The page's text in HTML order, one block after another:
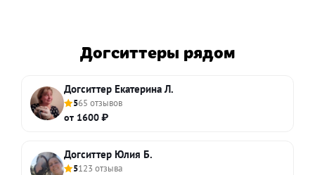
Догситтеры рядом
Догситтер Екатерина Л.
565 отзывов
от 1600 ₽
Догситтер Юлия Б.
5123 отзыва